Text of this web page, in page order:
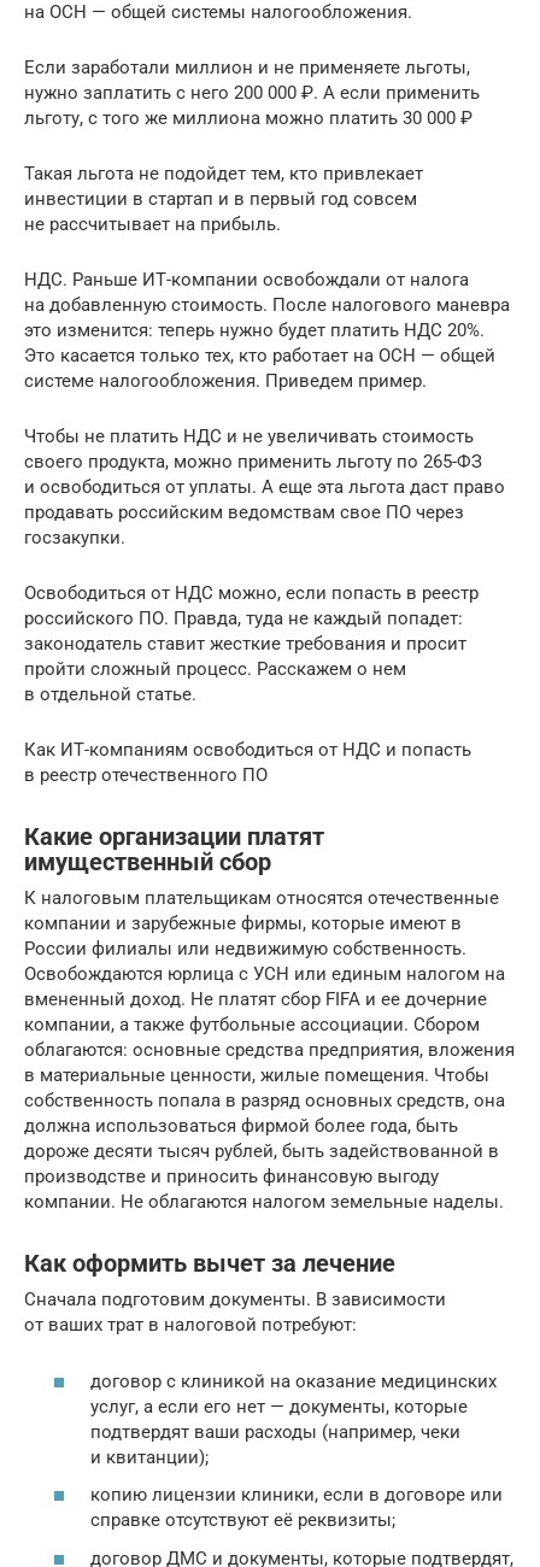
на ОСН — общей системы налогообложения.
Если заработали миллион и не применяете льготы,
нужно заплатить с него 200 000 ₽. А если применить
льготу, с того же миллиона можно платить 30 000 ₽
Такая льгота не подойдет тем, кто привлекает
инвестиции в стартап и в первый год совсем
не рассчитывает на прибыль.
НДС. Раньше ИТ-компании освобождали от налога
на добавленную стоимость. После налогового маневра
это изменится: теперь нужно будет платить НДС 20%.
Это касается только тех, кто работает на ОСН — общей
системе налогообложения. Приведем пример.
Чтобы не платить НДС и не увеличивать стоимость
своего продукта, можно применить льготу по 265-ФЗ
и освободиться от уплаты. А еще эта льгота даст право
продавать российским ведомствам свое ПО через
госзакупки.
Освободиться от НДС можно, если попасть в реестр
российского ПО. Правда, туда не каждый попадет:
законодатель ставит жесткие требования и просит
пройти сложный процесс. Расскажем о нем
в отдельной статье.
Как ИТ-компаниям освободиться от НДС и попасть
в реестр отечественного ПО
Какие организации платят
имущественный сбор
К налоговым плательщикам относятся отечественные
компании и зарубежные фирмы, которые имеют в
России филиалы или недвижимую собственность.
Освобождаются юрлица с УСН или единым налогом на
вмененный доход. Не платят сбор FIFA и ее дочерние
компании, а также футбольные ассоциации. Сбором
облагаются: основные средства предприятия, вложения
в материальные ценности, жилые помещения. Чтобы
собственность попала в разряд основных средств, она
должна использоваться фирмой более года, быть
дороже десяти тысяч рублей, быть задействованной в
производстве и приносить финансовую выгоду
компании. Не облагаются налогом земельные наделы.
Как оформить вычет за лечение
Сначала подготовим документы. В зависимости
от ваших трат в налоговой потребуют:
договор с клиникой на оказание медицинских
услуг, а если его нет — документы, которые
подтвердят ваши расходы (например, чеки
и квитанции);
копию лицензии клиники, если в договоре или
справке отсутствуют её реквизиты;
договор ДМС и документы, которые подтвердят,